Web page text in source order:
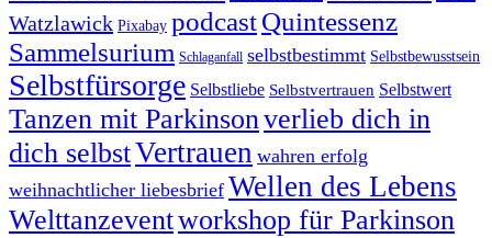
Watzlawick Pixabay podcastQuintessenz
Sammelsurium Schlaganfall selbstbestimmt Selbstbewusstsein
Selbstfürsorge Selbstliebe Selbstvertrauen Selbstwert
Tanzen mit Parkinsonverlieb dich in
dich selbstVertrauen wahren erfolg
weihnachtlicher liebesbrief Wellen des Lebens
Welttanzeventworkshop für Parkinson